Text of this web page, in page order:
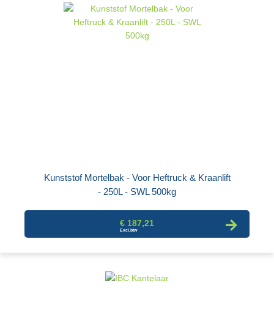
Kunststof Mortelbak - Voor Heftruck & Kraanlift
- 250L - SWL 500kg
€ 187,21